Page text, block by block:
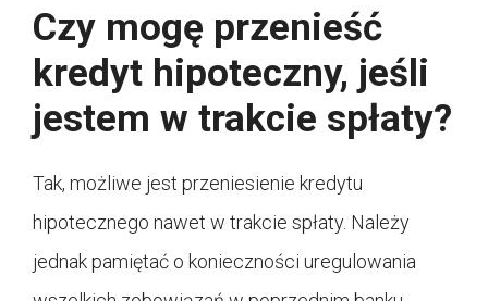
Czy mogę przenieść
kredyt hipoteczny, jeśli
jestem w trakcie spłaty?
Tak, możliwe jest przeniesienie kredytu
hipotecznego nawet w trakcie spłaty. Należy
jednak pamiętać o konieczności uregulowania